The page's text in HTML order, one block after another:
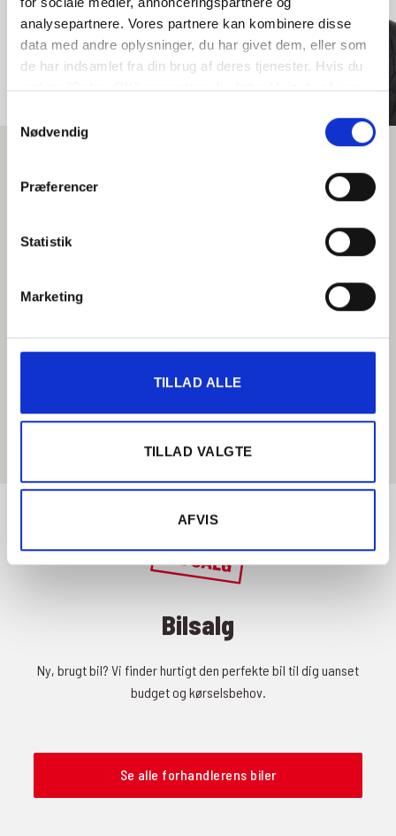
analysepartnere. Vores partnere kan kombinere disse
data med andre oplysninger, du har givet dem, eller som
de har indsamlet fra din brug af deres tjenester. Hvis du
vælger "Det er OK", acceptere du dette. Hvis du afviser
"indstil præferencer" for at administrere dine
Nødvendig
Præferencer
Statistik
Marketing
TILLAD ALLE
TILLAD VALGTE
AFVIS
John Kristiansen
Få rutevejledning
Bilsalg
Ny, brugt bil? Vi finder hurtigt den perfekte bil til dig uanset
budget og kørselsbehov.
Se alle forhandlerens biler